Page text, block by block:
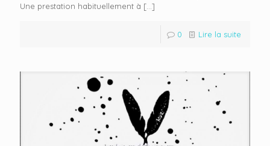
Une prestation habituellement à […]
0 Lire la suite